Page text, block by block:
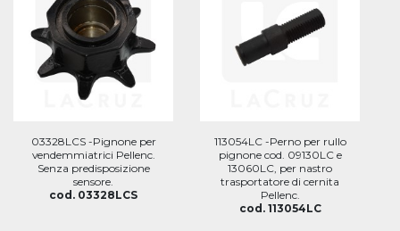
03328LCS -Pignone per
vendemmiatrici Pellenc.
Senza predisposizione
sensore.
cod. 03328LCS
113054LC -Perno per rullo
pignone cod. 09130LC e
13060LC, per nastro
trasportatore di cernita
Pellenc.
cod. 113054LC